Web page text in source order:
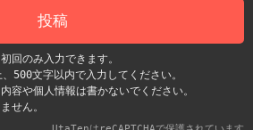
投稿
回のみ入力できます。
500文字以内で入力してください。
容や個人情報は書かないでください。
せん。